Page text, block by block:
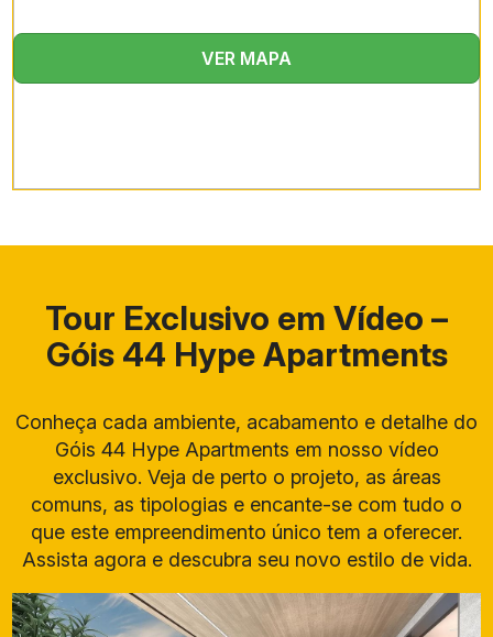
Imóvel
em
s
Apartam
ento
85,27
m²
2 1 2
Apartam
ento
91,09
m²
2 1 2
Apartam
ento
103,62
m²
2
VER MAPA
Tour Exclusivo em Vídeo –
Góis 44 Hype Apartments
Conheça cada ambiente, acabamento e detalhe do
Góis 44 Hype Apartments em nosso vídeo
exclusivo. Veja de perto o projeto, as áreas
comuns, as tipologias e encante-se com tudo o
que este empreendimento único tem a oferecer.
Assista agora e descubra seu novo estilo de vida.